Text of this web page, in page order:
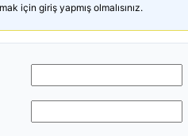
için giriş yapmış olmalısınız.